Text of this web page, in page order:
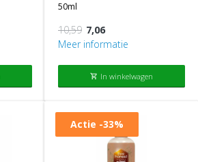
50ml
10,59 7,06
Meer informatie
shopping_cart In winkelwagen
Actie -33%